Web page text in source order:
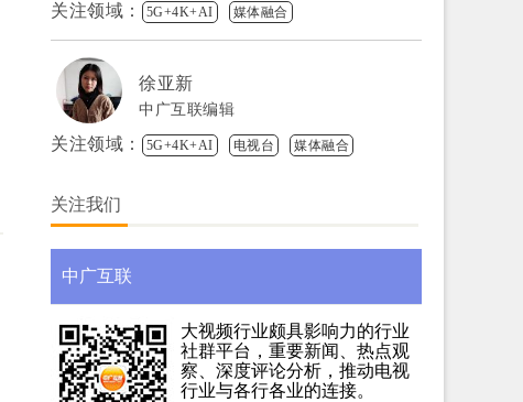
关注领域： 5G+4K+AI 媒体融合
徐亚新
中广互联编辑
关注领域： 5G+4K+AI 电视台 媒体融合
关注我们
中广互联
大视频行业颇具影响力的行业
社群平台，重要新闻、热点观
察、深度评论分析，推动电视
行业与各行各业的连接。